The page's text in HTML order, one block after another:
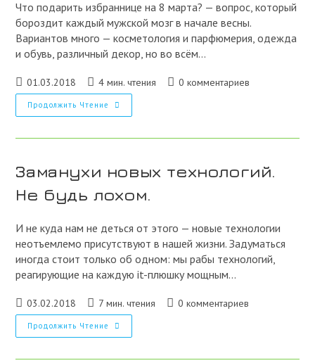
Что подарить избраннице на 8 марта? — вопрос, который
бороздит каждый мужской мозг в начале весны.
Вариантов много — косметология и парфюмерия, одежда
и обувь, различный декор, но во всём…
Запись
опубликована:
01.03.2018
Время
чтения:
4 мин. чтения
Комментарии
0 комментариев
Продолжить Чтение
Желанных
Гаджетов
Заманухи новых технологий.
Не будь лохом.
И не куда нам не деться от этого — новые технологии
неотъемлемо присутствуют в нашей жизни. Задуматься
иногда стоит только об одном: мы рабы технологий,
реагирующие на каждую it-плюшку мощным…
Запись
опубликована:
03.02.2018
Время
чтения:
7 мин. чтения
Комментарии
0 комментариев
Продолжить Чтение Заманухи
Новых
Не